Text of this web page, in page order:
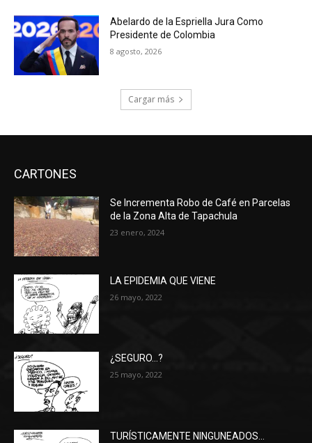
Abelardo de la Espriella Jura Como
Presidente de Colombia
8 agosto, 2026
Cargar más
CARTONES
Se Incrementa Robo de Café en Parcelas
de la Zona Alta de Tapachula
23 enero, 2024
LA EPIDEMIA QUE VIENE
26 mayo, 2022
¿SEGURO…?
25 mayo, 2022
TURÍSTICAMENTE NINGUNEADOS…